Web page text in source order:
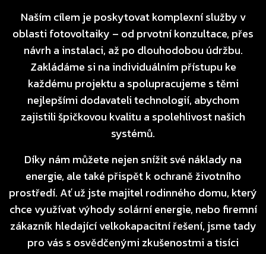
Naším cílem je poskytovat komplexní služby v
oblasti fotovoltaiky – od prvotní konzultace, přes
návrh a instalaci, až po dlouhodobou údržbu.
Zakládáme si na individuálním přístupu ke
každému projektu a spolupracujeme s těmi
nejlepšími dodavateli technologií, abychom
zajistili špičkovou kvalitu a spolehlivost našich
systémů.
Díky nám můžete nejen snížit své náklady na
energie, ale také přispět k ochraně životního
prostředí. Ať už jste majitel rodinného domu, který
chce využívat výhody solární energie, nebo firemní
zákazník hledající velkokapacitní řešení, jsme tady
pro vás s osvědčenými zkušenostmi a tisíci